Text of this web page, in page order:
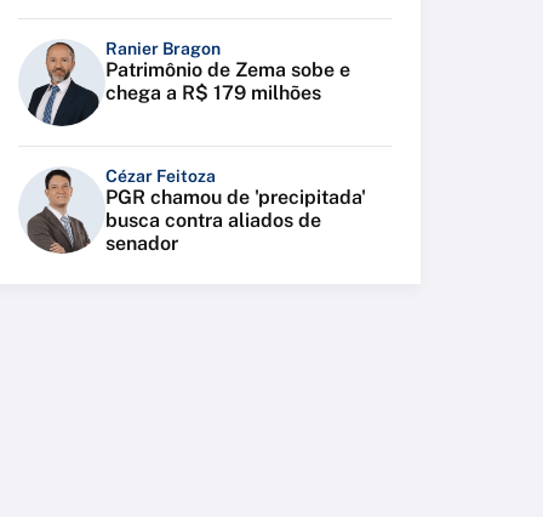
Ranier Bragon
Patrimônio de Zema sobe e
chega a R$ 179 milhões
Cézar Feitoza
PGR chamou de 'precipitada'
busca contra aliados de
senador